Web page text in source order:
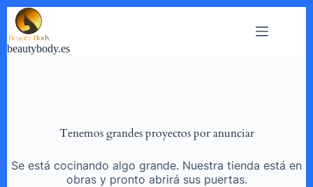
Saltar
contenido
beautybody.es
Tenemos grandes proyectos por anunciar
Se está cocinando algo grande. Nuestra tienda está en
obras y pronto abrirá sus puertas.